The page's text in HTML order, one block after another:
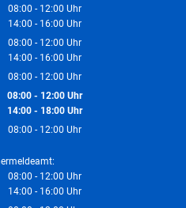
08:00 - 12:00 Uhr
Von 08:00 bis 12:00 Uhr
14:00 - 16:00 Uhr
Von 14:00 bis 16:00 Uhr
08:00 - 12:00 Uhr
Von 08:00 bis 12:00 Uhr
14:00 - 16:00 Uhr
Von 14:00 bis 16:00 Uhr
08:00 - 12:00 Uhr
Von 08:00 bis 12:00 Uhr
08:00- 12:00Uhr
Von 08:00 bis 12:00 Uhr
14:00- 18:00Uhr
Von 14:00 bis 18:00 Uhr
08:00 - 12:00 Uhr
08:00 - 12:00 Uhr
Von 08:00 bis 12:00 Uhr
14:00 - 16:00 Uhr